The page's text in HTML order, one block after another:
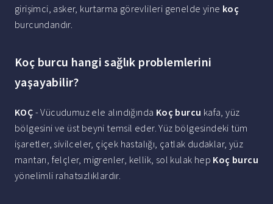
girişimci, asker, kurtarma görevlileri genelde yine koç
burcundandır.
Koç burcu hangi sağlık problemlerini
yaşayabilir?
KOÇ - Vücudumuz ele alındığında Koç burcu kafa, yüz
bölgesini ve üst beyni temsil eder. Yüz bölgesindeki tüm
işaretler, sivilceler, çiçek hastalığı, çatlak dudaklar, yüz
mantarı, felçler, migrenler, kellik, sol kulak hep Koç burcu
yönelimli rahatsızlıklardır.